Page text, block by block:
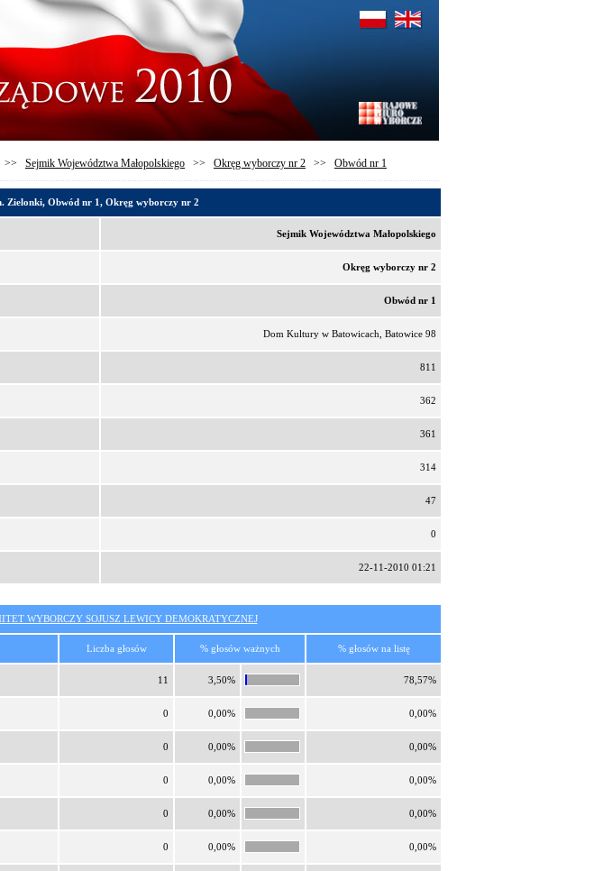
>> Sejmik Województwa Małopolskiego >> Okręg wyborczy nr 2 >> Obwód nr 1
Zielonki, Obwód nr 1, Okręg wyborczy nr 2
Sejmik Województwa Małopolskiego
Okręg wyborczy nr 2
Obwód nr 1
Dom Kultury w Batowicach, Batowice 98
811
362
361
314
47
0
22-11-2010 01:21
WYBORCZY SOJUSZ LEWICY DEMOKRATYCZNEJ
Liczba głosów % głosów ważnych % głosów na listę
11 3,50% 78,57%
0 0,00% 0,00%
0 0,00% 0,00%
0 0,00% 0,00%
0 0,00% 0,00%
0 0,00% 0,00%